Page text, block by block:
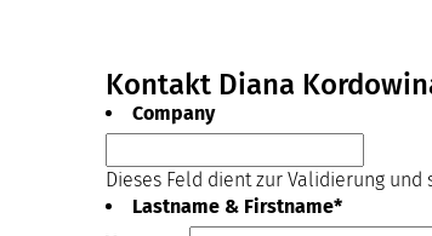
Kontakt Diana
Company
Dieses Feld dient zur Validierung
Lastname & Firstname*